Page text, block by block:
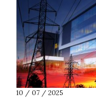
10 / 07 / 2025